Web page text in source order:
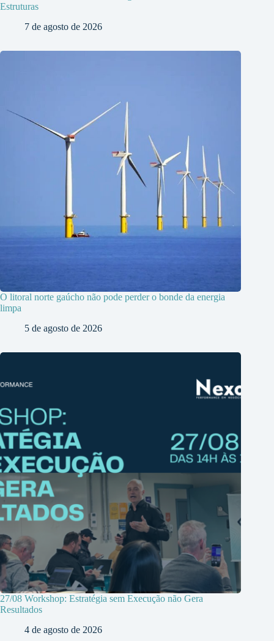
Estruturas
7 de agosto de 2026
O litoral norte gaúcho não pode perder o bonde da energia
limpa
5 de agosto de 2026
27/08 Workshop: Estratégia sem Execução não Gera
Resultados
4 de agosto de 2026